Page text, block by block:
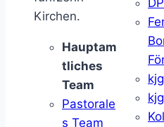
Kirchen.
Hauptam
tliches
Team
Pastorale
s Team